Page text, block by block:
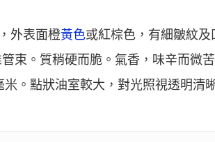
外表面橙黃色或紅棕色，有細皺紋及
束。質稍硬而脆。氣香，味辛而微苦
。點狀油室較大，對光照視透明清